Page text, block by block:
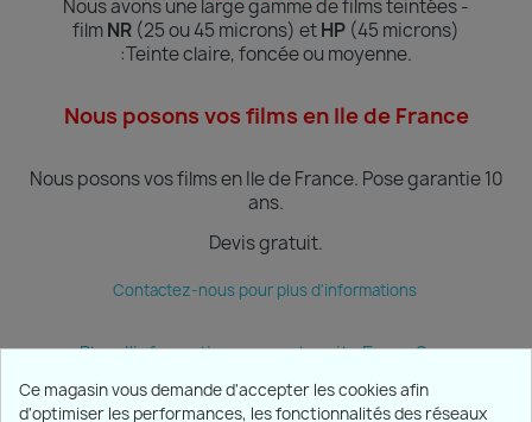
Nous avons une large gamme de films teintées -
filmNR (25 ou 45 microns) etHP (45 microns)
:Teinteclaire, foncée ou moyenne.
Nous posons vos films en Ile de France
Nous posons vos films en Ile de France. Pose garantie 10
ans.
Devis gratuit.
Contactez-nous pour plus d'informations
Plus d'informations sur notre site Ecran Sun
Ce magasin vous demande d'accepter les cookies afin
d'optimiser les performances, les fonctionnalités des réseaux